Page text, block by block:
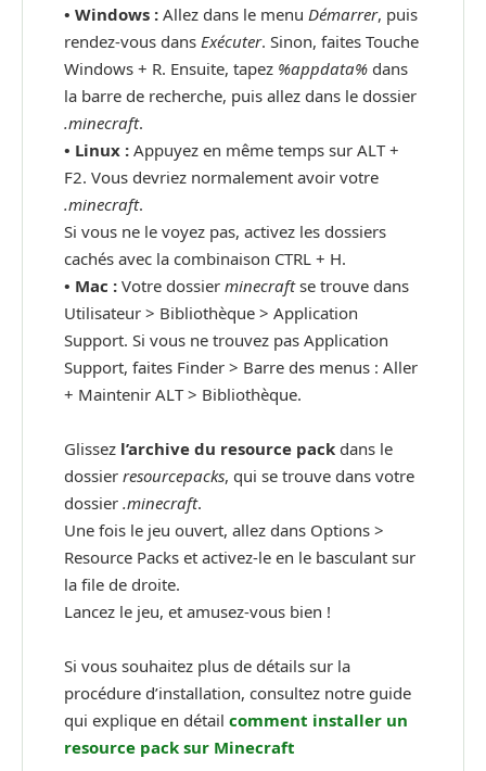
• Windows : Allez dans le menu Démarrer, puis
rendez-vous dans Exécuter. Sinon, faites Touche
Windows + R. Ensuite, tapez %appdata% dans
la barre de recherche, puis allez dans le dossier
.minecraft.
• Linux : Appuyez en même temps sur ALT +
F2. Vous devriez normalement avoir votre
.minecraft.
Si vous ne le voyez pas, activez les dossiers
cachés avec la combinaison CTRL + H.
• Mac : Votre dossier minecraftse trouve dans
Utilisateur > Bibliothèque > Application
Support. Si vous ne trouvez pas Application
Support, faites Finder > Barre des menus : Aller
+ Maintenir ALT > Bibliothèque.
Glissez l’archive du resource pack dans le
dossier resourcepacks, qui se trouve dans votre
dossier .minecraft.
Une fois le jeu ouvert, allez dans Options >
Resource Packs et activez-le en le basculant sur
la file de droite.
Lancez le jeu, et amusez-vous bien !
Si vous souhaitez plus de détails sur la
procédure d’installation, consultez notre guide
qui explique en détail comment installer un
resource pack sur Minecraft